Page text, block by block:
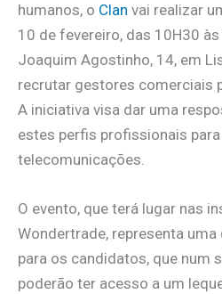
humanos, o Clan vai realizar
10 de fevereiro, das 10H30 às
Joaquim Agostinho, 14, em
recrutar gestores comerciais
A iniciativa visa dar uma
estes perfis profissionais
telecomunicações.
O evento, que terá lugar nas
Wondertrade, representa
para os candidatos, que num
poderão ter acesso a um